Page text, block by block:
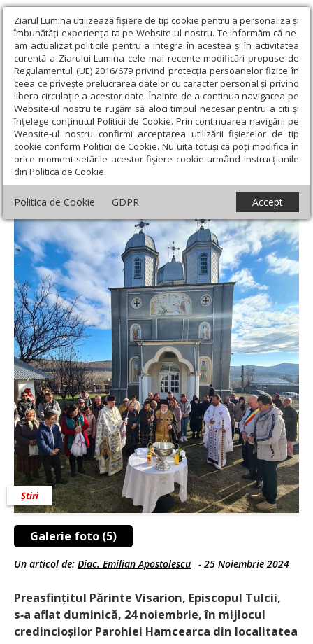
Ziarul Lumina utilizează fişiere de tip cookie pentru a personaliza și
îmbunătăți experiența ta pe Website-ul nostru. Te informăm că ne-
am actualizat politicile pentru a integra în acestea și în activitatea
curentă a Ziarului Lumina cele mai recente modificări propuse de
Regulamentul (UE) 2016/679 privind protecția persoanelor fizice în
ceea ce privește prelucrarea datelor cu caracter personal și privind
libera circulație a acestor date. Înainte de a continua navigarea pe
Website-ul nostru te rugăm să aloci timpul necesar pentru a citi și
înțelege conținutul Politicii de Cookie. Prin continuarea navigării pe
Website-ul nostru confirmi acceptarea utilizării fişierelor de tip
cookie conform Politicii de Cookie. Nu uita totuși că poți modifica în
orice moment setările acestor fişiere cookie urmând instrucțiunile
din Politica de Cookie.
Politica de Cookie GDPR Accept
Ziarul Lumina › Actualitate religioasă › Știri › Sfințire de centru și
binecuvântare pentru militari în Dobrogea
Sfințire de centru și binecuvântare pentru
militari în Dobrogea
Galerie foto (5)
Știri
Un articol de: Diac. Emilian Apostolescu - 25 Noiembrie 2024
Preasfințitul Părinte Visarion, Episcopul Tulcii,
s‑a aflat duminică, 24 noiembrie, în mijlocul
credincioșilor Parohiei Hamcearca din localitatea